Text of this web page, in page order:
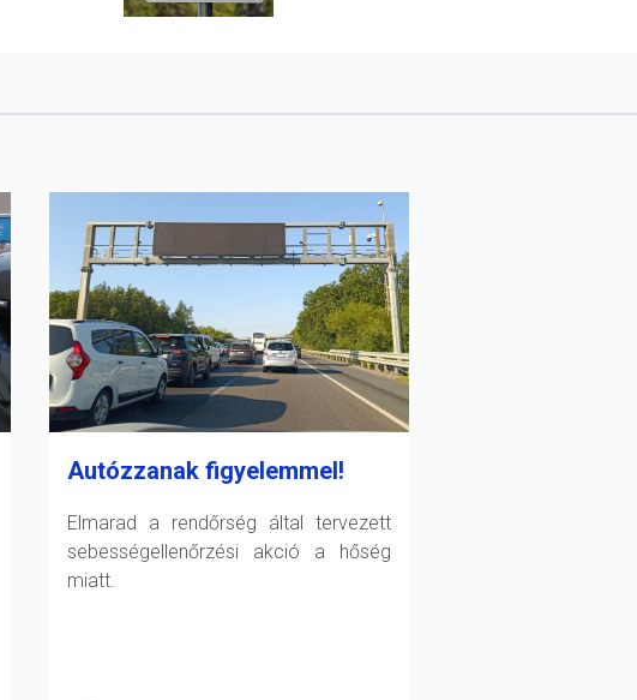
Autózzanak figyelemmel!
Elmarad a rendőrség által tervezett
sebességellenőrzési akció a hőség
miatt.